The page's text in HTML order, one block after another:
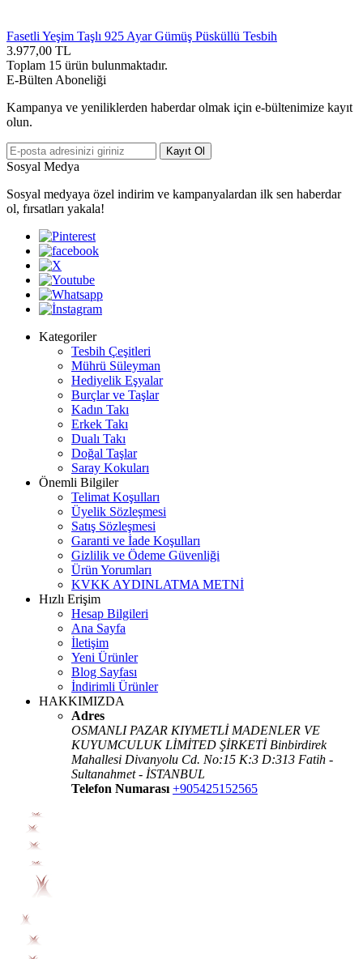
Fasetli Yeşim Taşlı 925 Ayar Gümüş Püsküllü Tesbih
3.977,00 TL
Toplam 15 ürün bulunmaktadır.
E-Bülten Aboneliği
Kampanya ve yeniliklerden haberdar olmak için e-bültenimize kayıt
olun.
Kayıt Ol
Sosyal Medya
Sosyal medyaya özel indirim ve kampanyalardan ilk sen haberdar
ol, fırsatları yakala!
Kategoriler
Tesbih Çeşitleri
Mührü Süleyman
Hediyelik Eşyalar
Burçlar ve Taşlar
Kadın Takı
Erkek Takı
Dualı Takı
Doğal Taşlar
Saray Kokuları
Önemli Bilgiler
Telimat Koşulları
Üyelik Sözleşmesi
Satış Sözleşmesi
Garanti ve İade Koşulları
Gizlilik ve Ödeme Güvenliği
Ürün Yorumları
KVKK AYDINLATMA METNİ
Hızlı Erişim
Hesap Bilgileri
Ana Sayfa
İletişim
Yeni Ürünler
Blog Sayfası
İndirimli Ürünler
HAKKIMIZDA
Adres
OSMANLI PAZAR KIYMETLİ MADENLER VE
KUYUMCULUK LİMİTED ŞİRKETİ Binbirdirek
Mahallesi Divanyolu Cd. No:15 K:3 D:313 Fatih -
Sultanahmet - İSTANBUL
Telefon Numarası +905425152565